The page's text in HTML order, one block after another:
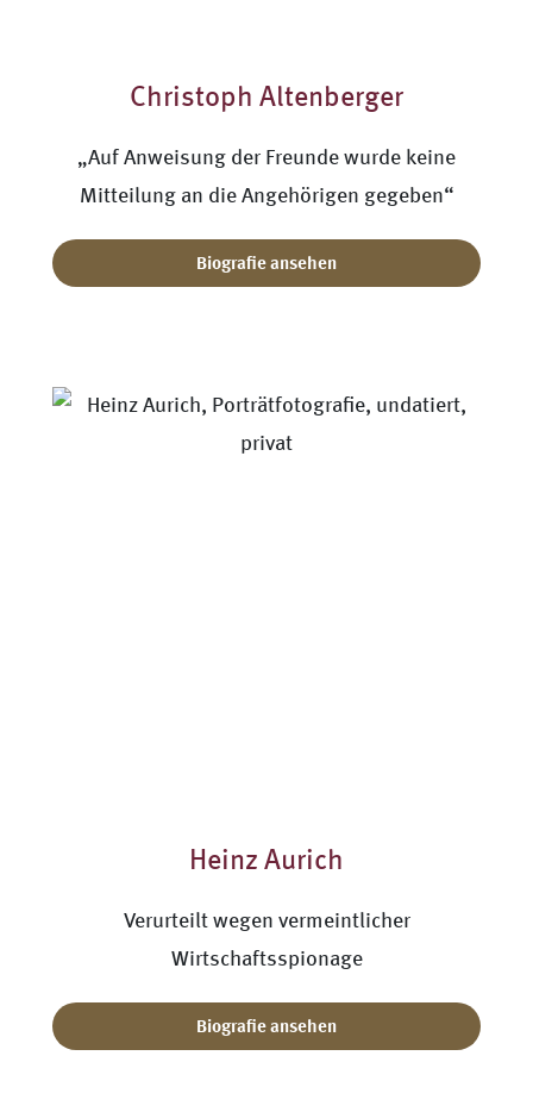
Christoph Altenberger
„Auf Anweisung der Freunde wurde keine
Mitteilung an die Angehörigen gegeben“
Biografie ansehen
Heinz Aurich
Verurteilt wegen vermeintlicher
Wirtschaftsspionage
Biografie ansehen